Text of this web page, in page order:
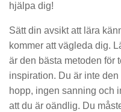
hjälpa dig!
Sätt din avsikt att lära
kommer att vägleda dig.
är den bästa metoden för
inspiration. Du är inte
hopp, ingen sanning och
att du är oändlig. Du